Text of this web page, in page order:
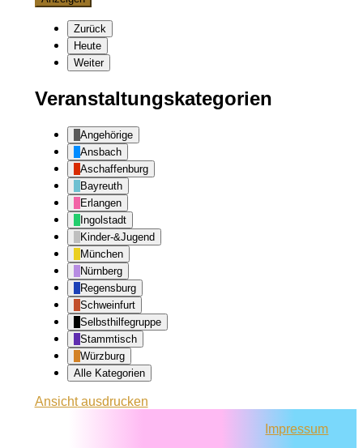
Zurück
Heute
Weiter
Veranstaltungskategorien
Angehörige
Ansbach
Aschaffenburg
Bayreuth
Erlangen
Ingolstadt
Kinder-&Jugend
München
Nürnberg
Regensburg
Schweinfurt
Selbsthilfegruppe
Stammtisch
Würzburg
Alle Kategorien
Ansichtausdrucken
Impressum